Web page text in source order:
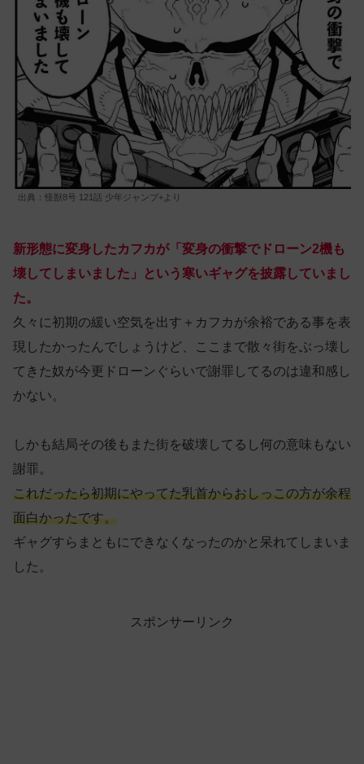
出典：怪獣8号 121話 少年ジャンプ+より
新形態に変身したカフカが「変身の衝撃でドローン2機も
壊してしまいました」という寒いギャグを披露していまし
た。
久々に初期の緩い空気を出す＋カフカが余裕である事を表
現したかったんでしょうけど、ここまで散々街をぶっ壊し
てきた奴が今更ドローンぐらいで謝罪してるのは違和感し
かない。
しかも結局その後もまた街を破壊してるし何の意味もない
謝罪。
これだったら初期にやってた乳首からおしっこの方が余程
面白かったです。
ギャグすらまともにできなくなったのかと呆れてしまいま
した。
スポンサーリンク